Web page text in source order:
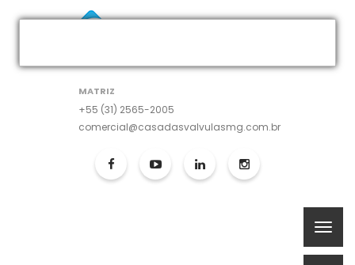
MATRIZ
+55 (31) 2565-2005
comercial@casadasvalvulasmg.com.br